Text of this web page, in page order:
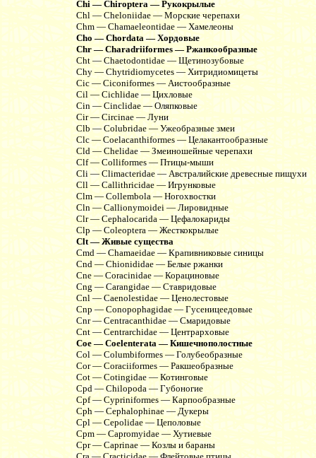
Chi — Chiroptera — Рукокрылые
Chl — Cheloniidae — Морские черепахи
Chm — Chamaeleontidae — Хамелеоны
Cho — Chordata — Хордовые
Chr — Charadriiformes — Ржанкообразные
Cht — Chaetodontidae — Щетинозубовые
Chy — Chytridiomycetes — Хитридиомицеты
Cic — Ciconiformes — Аистообразные
Cil — Cichlidae — Цихловые
Cin — Cinclidae — Оляпковые
Cir — Circinae — Луни
Clb — Colubridae — Ужеобразные змеи
Clc — Coelacanthiformes — Целакантообразные
Cld — Chelidae — Змеиношейные черепахи
Clf — Colliformes — Птицы-мыши
Cli — Climacteridae — Австралийские древесные пищухи
Cll — Callithricidae — Игрунковые
Clm — Collembola — Ногохвостки
Cln — Callionymoidei — Лировидные
Clr — Cephalocarida — Цефалокариды
Clp — Coleoptera — Жесткокрылые
Clt — Живые существа
Cmd — Chamaeidae — Крапивниковые синицы
Cnd — Chionididae — Белые ржанки
Cne — Coracinidae — Корациновые
Cng — Carangidae — Ставридовые
Cnl — Caenolestidae — Ценолестовые
Cnp — Conopophagidae — Гусеницеедовые
Cnr — Centracanthidae — Смаридовые
Cnt — Centrarchidae — Центрарховые
Coe — Coelenterata — Кишечнополостные
Col — Columbiformes — Голубеобразные
Cor — Coraciiformes — Ракшеобразные
Cot — Cotingidae — Котинговые
Cpd — Chilopoda — Губоногие
Cpf — Cypriniformes — Карпообразные
Cph — Cephalophinae — Дукеры
Cpl — Cepolidae — Цеполовые
Cpm — Capromyidae — Хутиевые
Cpr — Caprinae — Козлы и бараны